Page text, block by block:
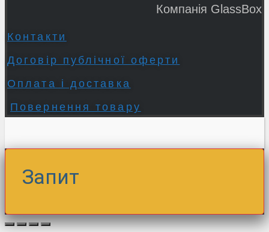
Компанія GlassBox
Контакти
Договір публічної оферти
Оплата і доставка
Повернення товару
Запит